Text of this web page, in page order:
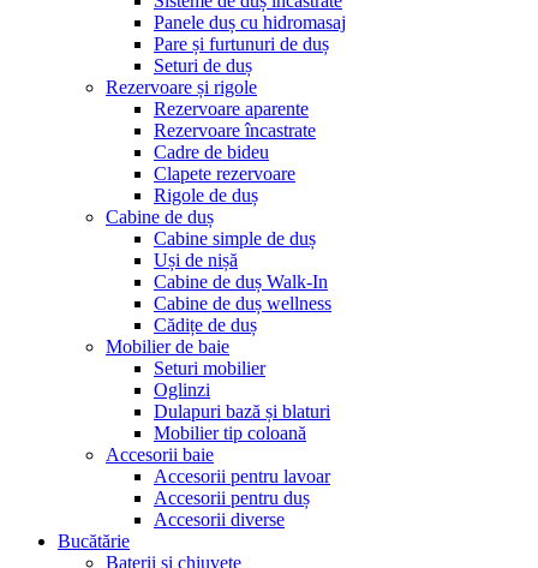
Panele duș cu hidromasaj
Pare și furtunuri de duș
Seturi de duș
Rezervoare și rigole
Rezervoare aparente
Rezervoare încastrate
Cadre de bideu
Clapete rezervoare
Rigole de duș
Cabine de duș
Cabine simple de duș
Uși de nișă
Cabine de duș Walk-In
Cabine de duș wellness
Cădițe de duș
Mobilier de baie
Seturi mobilier
Oglinzi
Dulapuri bază și blaturi
Mobilier tip coloană
Accesorii baie
Accesorii pentru lavoar
Accesorii pentru duș
Accesorii diverse
Bucătărie
Baterii și chiuvete